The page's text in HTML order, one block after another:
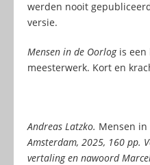
werden nooit
versie.
Mensen in de Oorlogis een
meesterwerk. Kort en
Andreas Latzko. Mensen in
Amsterdam, 2025, 160 pp.
vertaling en nawoord